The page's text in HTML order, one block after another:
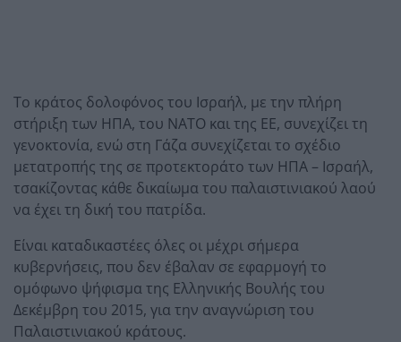
Το κράτος δολοφόνος του Ισραήλ, με την πλήρη
στήριξη των ΗΠΑ, του ΝΑΤΟ και της ΕΕ, συνεχίζει τη
γενοκτονία, ενώ στη Γάζα συνεχίζεται το σχέδιο
μετατροπής της σε προτεκτοράτο των ΗΠΑ – Ισραήλ,
τσακίζοντας κάθε δικαίωμα του παλαιστινιακού λαού
να έχει τη δική του πατρίδα.
Είναι καταδικαστέες όλες οι μέχρι σήμερα
κυβερνήσεις, που δεν έβαλαν σε εφαρμογή το
ομόφωνο ψήφισμα της Ελληνικής Βουλής του
Δεκέμβρη του 2015, για την αναγνώριση του
Παλαιστινιακού κράτους.